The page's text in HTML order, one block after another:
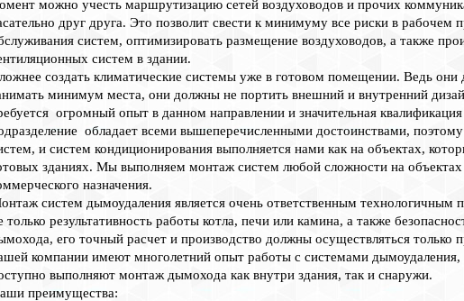
можно учесть маршрутизацию сетей воздуховодов и прочих
друг друга. Это позволит свести к минимуму все риски в рабочем
систем, оптимизировать размещение воздуховодов, а также
систем в здании.
создать климатические системы уже в готовом помещении. Ведь
минимум места, они должны не портить внешний и внутренний
огромный опыт в данном направлении и значительная
обладает всеми вышеперечисленными достоинствами,
и систем кондиционирования выполняется нами как на объектах,
зданиях. Мы выполняем монтаж систем любой сложности на
назначения.
систем дымоудаления является очень ответственным технологичным
только результативность работы котла, печи или камина, а также
его точный расчет и производство должны осуществляться только
компании имеют многолетний опыт работы с системами дымоудаления,
выполняют монтаж дымохода как внутри здания, так и снаружи.
преимущества: